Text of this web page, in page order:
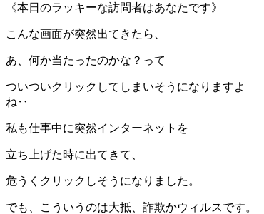
《本日のラッキーな訪問者はあなたです》
こんな画面が突然出てきたら、
あ、何か当たったのかな？って
ついついクリックしてしまいそうになりますよ
ね‥
私も仕事中に突然インターネットを
立ち上げた時に出てきて、
危うくクリックしそうになりました。
でも、こういうのは大抵、詐欺かウィルスです。